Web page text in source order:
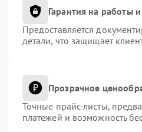
Гарантия на работы и
Предоставляется
детали, что защищает
Прозрачное
Точные прайс-листы,
платежей и возможность